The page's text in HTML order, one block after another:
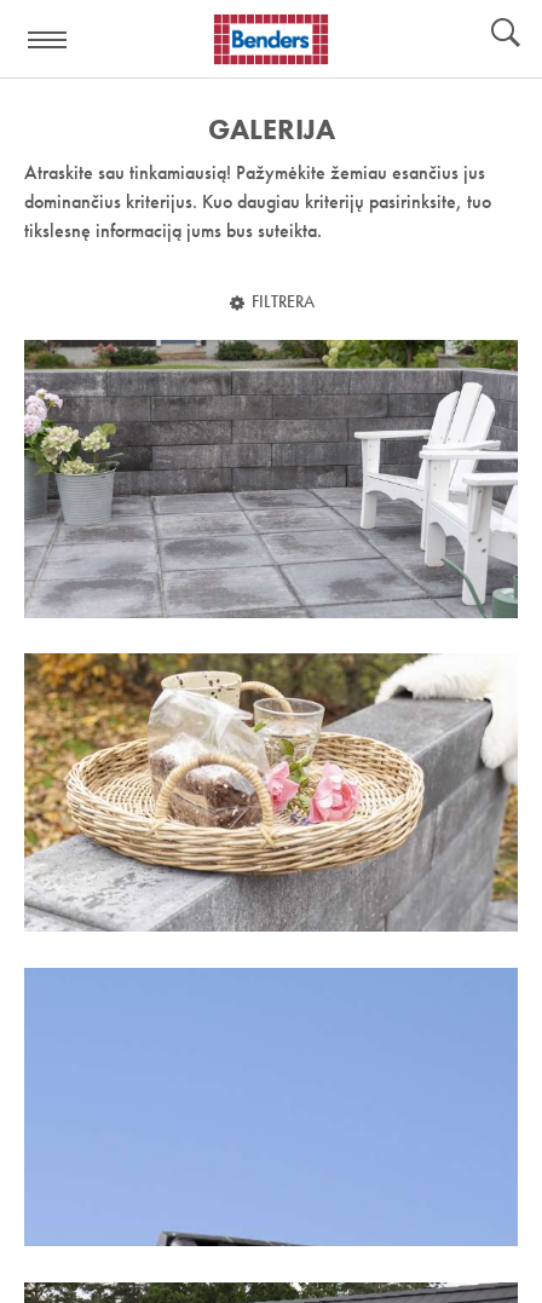
nuoroda:
GALERIJA
Atraskite sau tinkamiausią! Pažymėkite žemiau esančius jus
dominančius kriterijus. Kuo daugiau kriterijų pasirinksite, tuo
tikslesnę informaciją jums bus suteikta.
FILTRERA